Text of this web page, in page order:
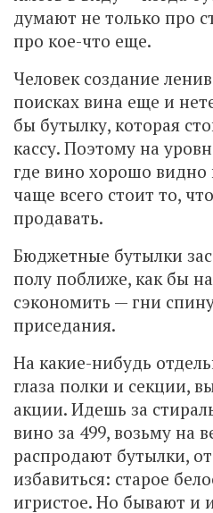
думают не только про
про кое-что еще.
Человек создание
поисках вина еще и
бы бутылку, которая
кассу. Поэтому на
где вино хорошо видно
чаще всего стоит то,
продавать.
Бюджетные бутылки
полу поближе, как бы
сэкономить — гни
приседания.
На какие-нибудь
глаза полки и секции,
акции. Идешь за
вино за 499, возьму на
распродают бутылки,
избавиться: старое
игристое. Но бывают и